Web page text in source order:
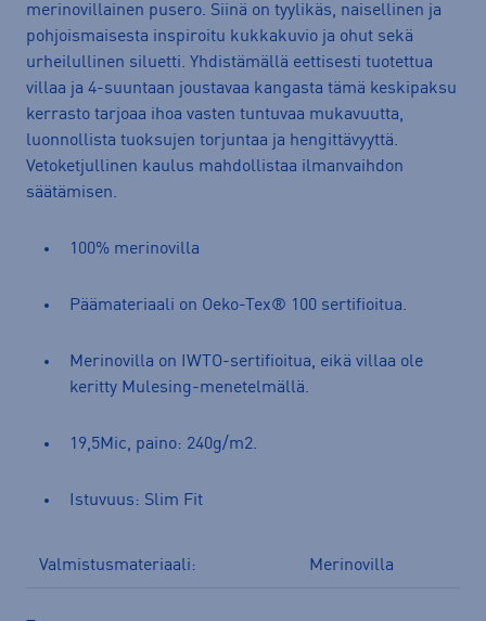
merinovillainen pusero. Siinä on tyylikäs, naisellinen ja
pohjoismaisesta inspiroitu kukkakuvio ja ohut sekä
urheilullinen siluetti. Yhdistämällä eettisesti tuotettua
villaa ja 4-suuntaan joustavaa kangasta tämä keskipaksu
kerrasto tarjoaa ihoa vasten tuntuvaa mukavuutta,
luonnollista tuoksujen torjuntaa ja hengittävyyttä.
Vetoketjullinen kaulus mahdollistaa ilmanvaihdon
säätämisen.
100% merinovilla
Päämateriaali on Oeko-Tex® 100 sertifioitua.
Merinovilla on IWTO-sertifioitua, eikä villaa ole
keritty Mulesing-menetelmällä.
19,5Mic, paino: 240g/m2.
Istuvuus: Slim Fit
Valmistusmateriaali: Merinovilla